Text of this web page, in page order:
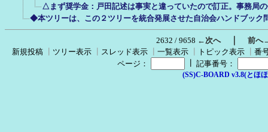
△まず奨学金：戸田記述は事実と違っていたので訂正。事務局
◆本ツリーは、この２ツリーを統合発展させた自治会ハンドブック
2632 / 9658 ←次へ｜ 前へ
新規投稿
ツリー表示 スレッド表示 一覧表示 トピック表示
番
ページ：
記事番号：
(SS)C-BOARD v3.8(とほ